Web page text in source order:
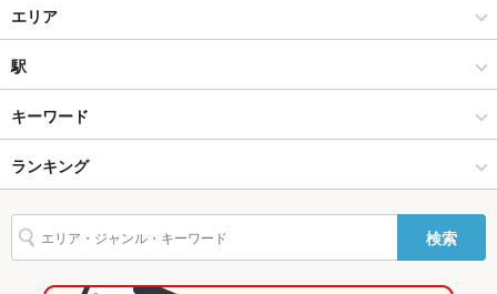
Wi-Fi
バリアフリ
ー
駐車場
英語メニュ
その他設備 詳細はお電話にて承ります。
その他
ｆｒｏｍ ｔｈｅ ｆａｒｍ GIARDINO （ジャルディーノ）
紅蘭亭 下通店 （こうらんてい）
紅蘭亭パビリオン上通店 （こうらんてい）
中華
中華全般
熊本市(上通り･下通り･新市街) × 中華
熊本市(上通り･下通り･新市街) × 中華全般
花畑町駅 × 中華
花畑町駅 × 中華全般
エリア
銀座通り
銀座通り × 中華
銀座通り × 中華全般
熊本
熊本 × 中華
駅
辛島町駅
熊本城・市役所前駅
花畑町駅
キーワード
からあげ
坦々麺 杏仁豆腐 担々麺
ランキング
熊本のグルメランキング
熊本の中華ランキング
検索